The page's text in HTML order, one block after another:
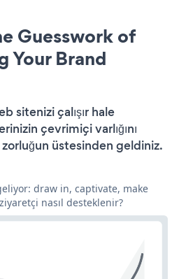
Guesswork of
Your Brand
sitenizi çalışır hale
çevrimiçi varlığını
üstesinden geldiniz.
draw in, captivate, make
nasıl desteklenir?